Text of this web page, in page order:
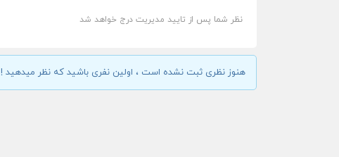
نظر شما پس از تایید مدیریت درج خواهد شد
هنوز نظری ثبت نشده است ، اولین نفری باشید که نظر میدهید !